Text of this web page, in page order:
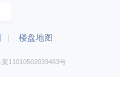
楼盘地图
11010502039463号